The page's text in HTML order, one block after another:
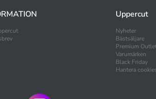
Uppercut
Nyheter
Bästsäljare
Premium
Varumärken
Black Friday
Hantera